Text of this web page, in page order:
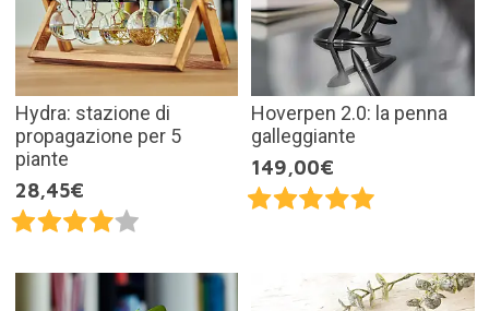
Hydra: stazione di
propagazione per 5
piante
28,45€
Hoverpen 2.0: la penna
galleggiante
149,00€